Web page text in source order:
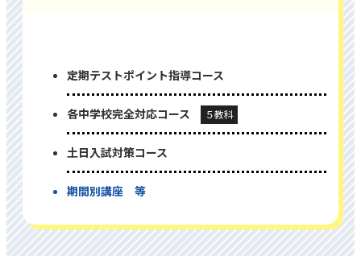
定期テストポイント指導コース
各中学校完全対応コース ５教科
⼟⽇⼊試対策コース
期間別講座 等